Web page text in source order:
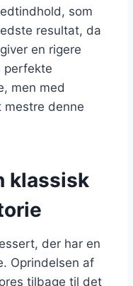
som
resultat, da
en rigere
perfekte
men med
denne
klassisk
der har en
Oprindelsen af
tilbage til det